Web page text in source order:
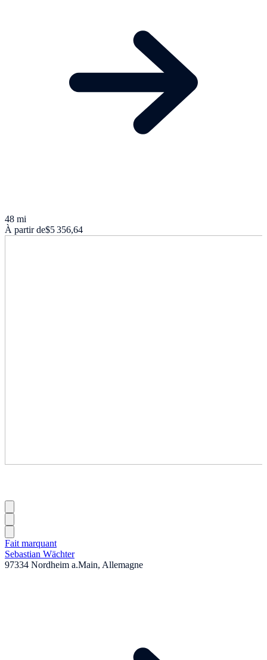
48 mi
À partir de$5 356,64
Fait marquant
Sebastian Wächter
97334 Nordheim a.Main, Allemagne